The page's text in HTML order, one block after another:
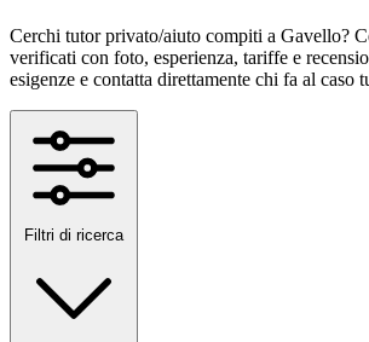
Cerchi tutor privato/aiuto compiti a Gavello?
verificati con foto, esperienza, tariffe e
esigenze e contatta direttamente chi fa al caso
Filtri di ricerca